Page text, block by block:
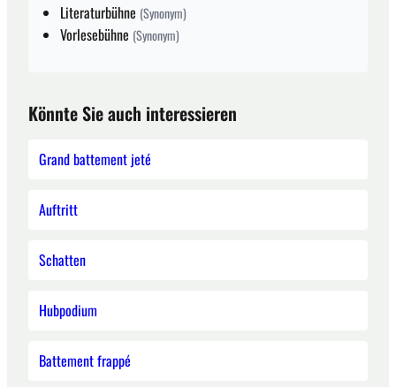
Literaturbühne (Synonym)
Vorlesebühne (Synonym)
Könnte Sie auch interessieren
Grand battement jeté
Auftritt
Schatten
Hubpodium
Battement frappé